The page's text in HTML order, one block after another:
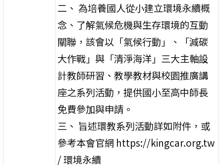
二、 為培養國人從小建立環境永續概
念、了解氣候危機與生存環境的互動
關聯，該會以「氣候行動」、「減碳
大作戰」與「清淨海洋」三大主軸設
計教師研習、教學教材與校園推廣講
座之系列活動，提供國小至高中師長
免費參加與申請。
三、 旨述環教系列活動詳如附件，或
參考本會官網 https://kingcar.org.tw
/ 環境永續